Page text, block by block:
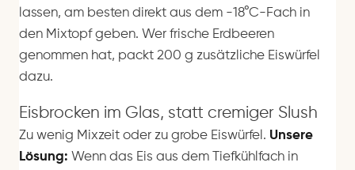
lassen, am besten direkt aus dem -18°C-Fach in
den Mixtopf geben. Wer frische Erdbeeren
genommen hat, packt 200 g zusätzliche Eiswürfel
dazu.
Eisbrocken im Glas, statt cremiger Slush
Zu wenig Mixzeit oder zu grobe Eiswürfel. Unsere
Lösung: Wenn das Eis aus dem Tiefkühlfach in